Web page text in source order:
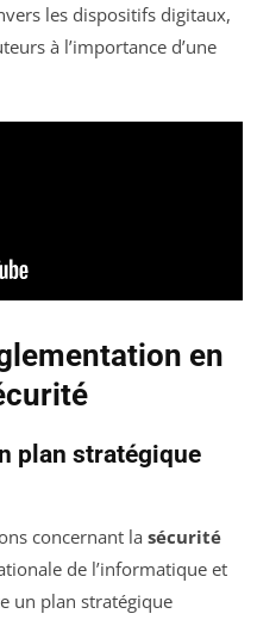
les dispositifs digitaux,
à l’importance d’une
en
plan stratégique
concernant la sécurité
de l’informatique et
un plan stratégique